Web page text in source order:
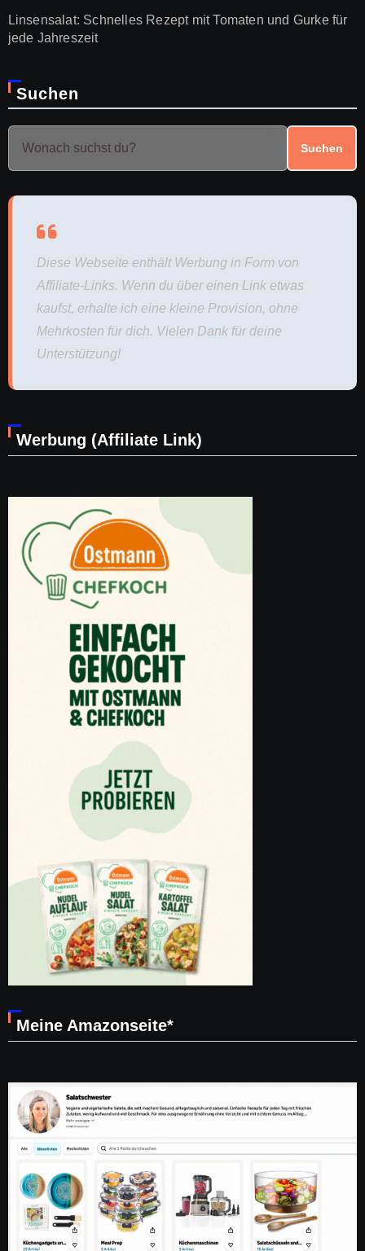
Linsensalat: Schnelles Rezept mit Tomaten und Gurke für
jede Jahreszeit
Suchen
Suchen
Diese Webseite enthält Werbung in Form von
Affiliate-Links. Wenn du über einen Link etwas
kaufst, erhalte ich eine kleine Provision, ohne
Mehrkosten für dich. Vielen Dank für deine
Unterstützung!
Werbung (Affiliate Link)
Meine Amazonseite*